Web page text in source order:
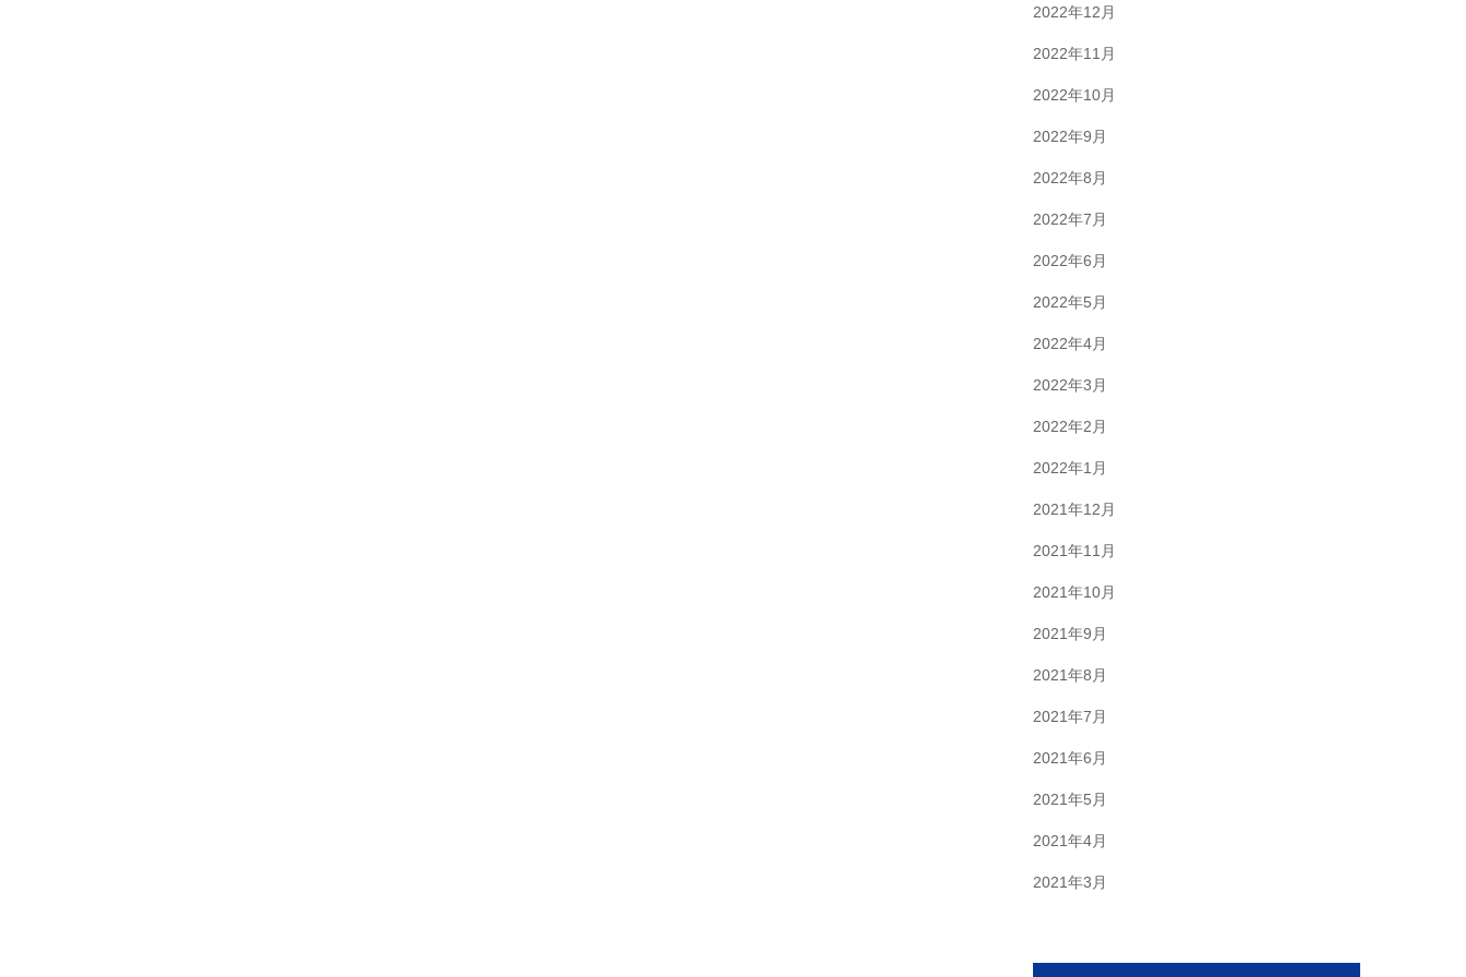
2022年12月
2022年11月
2022年10月
2022年9月
2022年8月
2022年7月
2022年6月
2022年5月
2022年4月
2022年3月
2022年2月
2022年1月
2021年12月
2021年11月
2021年10月
2021年9月
2021年8月
2021年7月
2021年6月
2021年5月
2021年4月
2021年3月